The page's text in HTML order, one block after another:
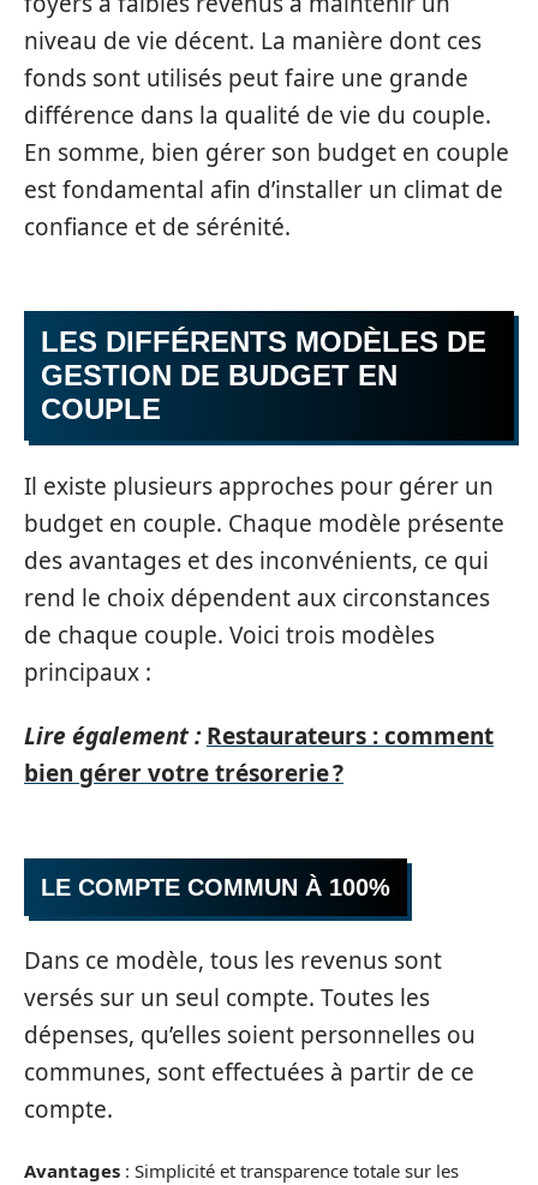
niveau de vie décent. La manière dont ces
fonds sont utilisés peut faire une grande
différence dans la qualité de vie du couple.
En somme, bien gérer son budget en couple
est fondamental afin d’installer un climat de
confiance et de sérénité.
LES DIFFÉRENTS MODÈLES DE
GESTION DE BUDGET EN
COUPLE
Il existe plusieurs approches pour gérer un
budget en couple. Chaque modèle présente
des avantages et des inconvénients, ce qui
rend le choix dépendent aux circonstances
de chaque couple. Voici trois modèles
principaux :
Lire également : Restaurateurs : comment
bien gérer votre trésorerie ?
LE COMPTE COMMUN À 100%
Dans ce modèle, tous les revenus sont
versés sur un seul compte. Toutes les
dépenses, qu’elles soient personnelles ou
communes, sont effectuées à partir de ce
compte.
Avantages : Simplicité et transparence totale sur les